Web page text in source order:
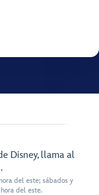
Disney, llama al
.
del este; sábados y
del este.